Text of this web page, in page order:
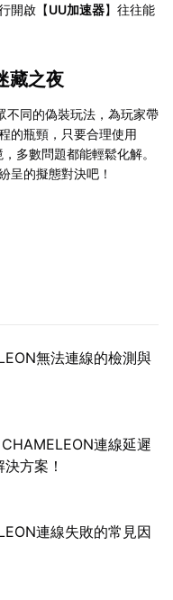
開啟【UU加速器】往往能
藏之夜
不同的偽裝玩法，為玩家帶
的瓶頸，只要合理使用
多數問題都能輕鬆化解。
呈的擬態對決吧！
無法連線的檢測與
連線延遲
方案！
連線失敗的常見因